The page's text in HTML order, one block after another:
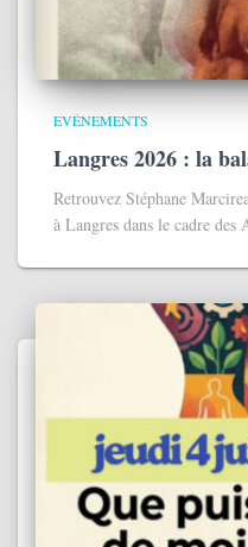
EVÉNEMENTS
Langres 2026 : la
Retrouvez Stéphane
à Langres dans le cadre